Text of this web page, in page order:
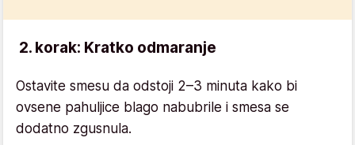
2. korak: Kratko odmaranje
Ostavite smesu da odstoji 2–3 minuta kako bi
ovsene pahuljice blago nabubrile i smesa se
dodatno zgusnula.